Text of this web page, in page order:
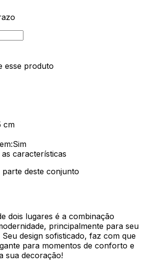
esse produto
cm
:Sim
características
deste conjunto
dois lugares é a combinação
principalmente para seu
design sofisticado, faz com que
para momentos de conforto e
sua decoração!